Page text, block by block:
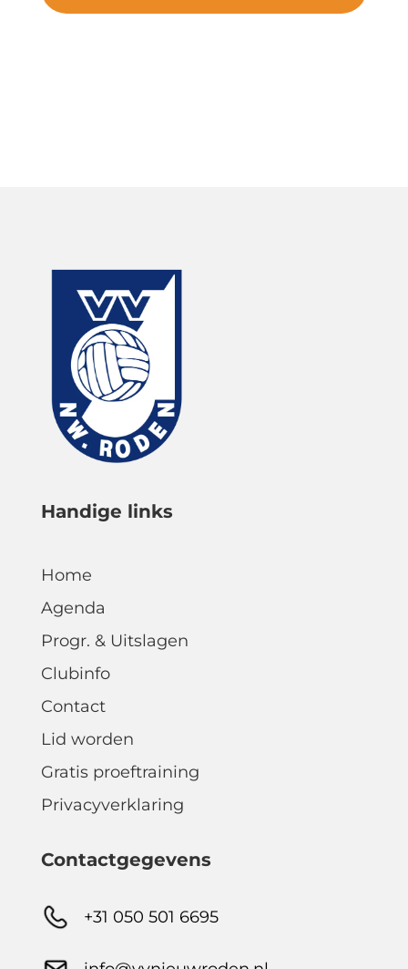
Handige links
Home
Agenda
Progr. & Uitslagen
Clubinfo
Contact
Lid worden
Gratis proeftraining
Privacyverklaring
Contactgegevens
+31 050 501 6695